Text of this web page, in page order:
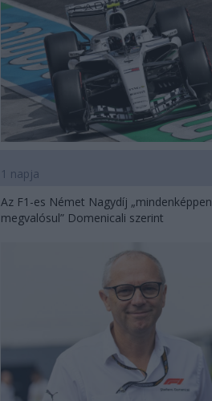
1 napja
Az F1-es Német Nagydíj „mindenképpen
megvalósul” Domenicali szerint